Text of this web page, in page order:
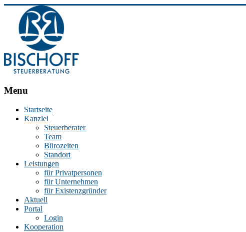
BISCHOFF
Stephan
Steuerberater
Essen
Menu
Startseite
Kanzlei
Steuerberater
Team
Bürozeiten
Standort
Leistungen
für Privatpersonen
für Unternehmen
für Existenzgründer
Aktuell
Portal
Login
Kooperation